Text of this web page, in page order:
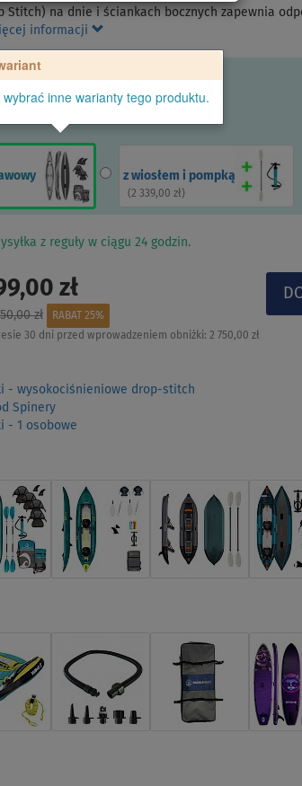
Stitch) na dnie i ściankach bocznych zapewnia
informacji
inne warianty tego produktu.
z wiosłem i pompką
(2 339,00 zł)
z reguły w ciągu 24 godzin.
zł
zł
RABAT 25%
30 dni przed wprowadzeniem obniżki:2 750,00 zł
- wysokociśnieniowe drop-stitch
Spinery
- 1 osobowe